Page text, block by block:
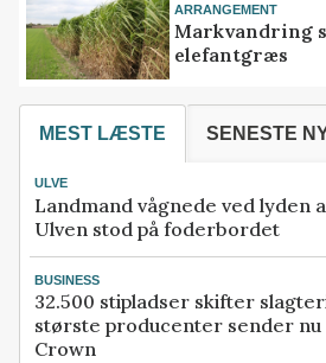
ARRANGEMENT
Markvandring
elefantgræs
MEST LÆSTE SENESTE
ULVE
Landmand vågnede ved lyden
Ulven stod på foderbordet
BUSINESS
32.500 stipladser skifter
største producenter sender nu
Crown